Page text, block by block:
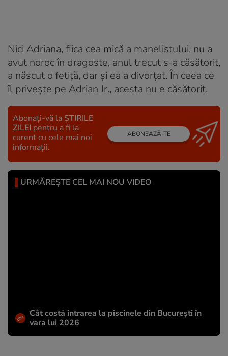
Nici Adriana, fiica cea mică a manelistului, nu a
avut noroc în dragoste, anul trecut s-a căsătorit,
a născut o fetiță, dar și ea a divorțat. În ceea ce
îl privește pe Adrian Jr., acesta nu e căsătorit.
Abonați-vă la ȘTIRILE
ZILEI pentru a fi la
curent cu cele mai noi
informații.
ABONEAZĂ-TE
URMĂREȘTE CEL MAI NOU VIDEO
Cât costă intrarea la piscinele din București în
vara lui 2026